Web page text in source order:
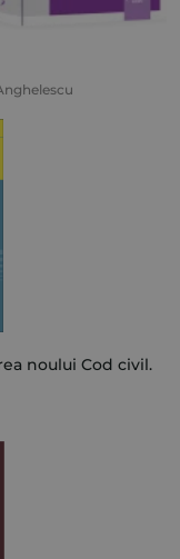
noului Cod civil.